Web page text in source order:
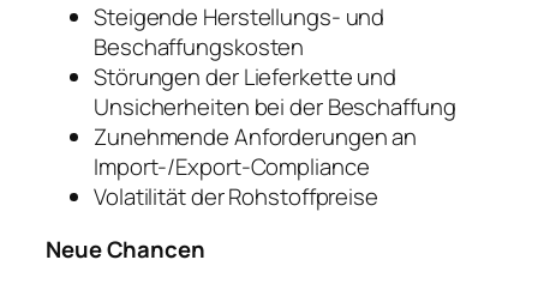
Steigende Herstellungs- und
Beschaffungskosten
Störungen der Lieferkette und
Unsicherheiten bei der Beschaffung
Zunehmende Anforderungen an
Import-/Export-Compliance
Volatilität der Rohstoffpreise
Neue Chancen